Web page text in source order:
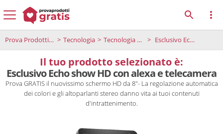
Prova Prodotti Gratis Tecnologia Tecnologia e divertimento Esclusivo Echo show HD con alexa e telecamera
Il tuo prodotto selezionato è:
Esclusivo Echo show HD con alexa e telecamera
Prova GRATIS il nuovissimo schermo HD da 8"- La regolazione automatica
dei colori e gli altoparlanti stereo danno vita ai tuoi contenuti
d'intrattenimento.